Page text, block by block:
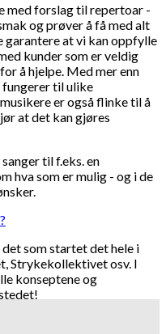
med forslag til repertoar -
og prøver å få med alt
garantere at vi kan oppfylle
kunder som er veldig
å hjelpe. Med mer enn
fungerer til ulike
er også flinke til å
at det kan gjøres
til f.eks. en
hva som er mulig - og i de
som startet det hele i
Strykekollektivet osv. I
konseptene og